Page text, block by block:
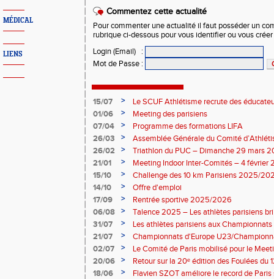
MÉDICAL
LIENS
Commentez cette actualité
Pour commenter une actualité il faut posséder un
rubrique ci-dessous pour vous identifier ou vous
Login (Email)
:
Mot de Passe :
15/07 >
Le SCUF Athlétisme recrute des
2026-2027 !
01/06 >
Meeting des parisiens
07/04
>
Programme des formations LIFA
26/03
>
Assemblée Générale du Comité
26/02
>
Triathlon du PUC – Dimanche 29 mars
21/01
>
Meeting Indoor Inter-Comités – 4 février
15/10
>
Challenge des 10 km Parisiens 2025/
14/10
>
Offre d'emploi
17/09
>
Rentrée sportive 2025/2026
06/08
>
Talence 2025 – Les athlètes parisiens
de France Élite
31/07 >
Les athlètes parisiens aux
21/07
>
Championnats d'Europe U23/
02/07
>
Le Comité de Paris mobilisé pour le
20/06
>
Retour sur la 20ᵉ édition des Foulées du
18/06
>
Flavien SZOT améliore le record de Paris